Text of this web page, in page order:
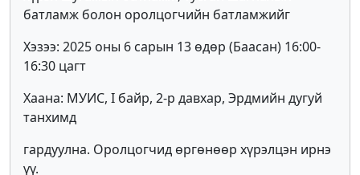
батламж болон оролцогчийн батламжийг
Хэзээ: 2025 оны 6 сарын 13 өдөр (Баасан) 16:00-
16:30 цагт
Хаана: МУИС, I байр, 2-р давхар, Эрдмийн дугуй
танхимд
гардуулна. Оролцогчид өргөнөөр хүрэлцэн ирнэ
үү.